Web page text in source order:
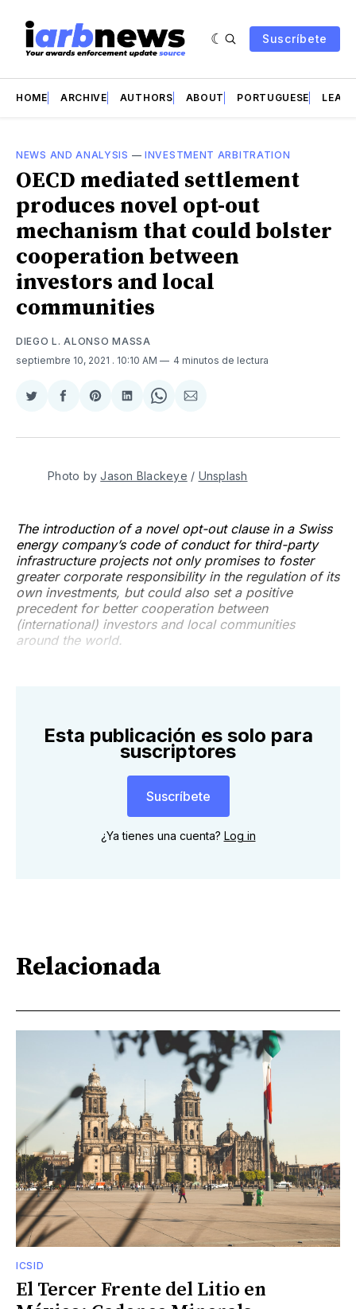
Suscríbete
HOME ARCHIVE AUTHORS ABOUT PORTUGUESE LEAD
NEWS AND ANALYSIS —INVESTMENT ARBITRATION
OECD mediated settlement
produces novel opt-out
mechanism that could bolster
cooperation between
investors and local
communities
DIEGO L. ALONSO MASSA
septiembre 10, 2021 . 10:10 AM 4 minutos de lectura
Compartir
Twitter
Compartir
Facebook
Share
Pinterest
Compartir
LinkedIn
Share
WhatsApp
Compartir
Email
Photo byJason Blackeye / Unsplash
The introduction of a novel opt-out clause in a Swiss
energy company’s code of conduct for third-party
infrastructure projects not only promises to foster
greater corporate responsibility in the regulation of its
own investments, but could also set a positive
precedent for better cooperation between
(international) investors and local communities
around the world.
Esta publicación es solo para
suscriptores
Suscríbete
¿Ya tienes una cuenta? Log in
Relacionada
ICSID
El Tercer Frente del Litio en